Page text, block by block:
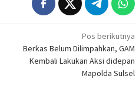
Pos berikutnya
Berkas Belum Dilimpahkan, GAM
Kembali Lakukan Aksi didepan
Mapolda Sulsel